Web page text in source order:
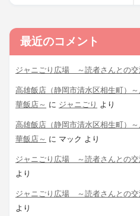
最近のコメント
ジャニごり広場 ～読者さんとの交
高雄飯店（静岡市清水区相生町）
華飯店～ に ジャニごり より
高雄飯店（静岡市清水区相生町）
華飯店～ に マック より
ジャニごり広場 ～読者さんとの交
より
ジャニごり広場 ～読者さんとの交
より